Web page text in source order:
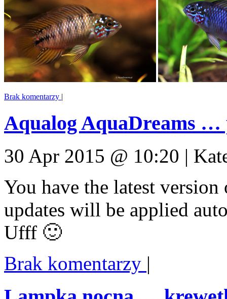
Brak komentarzy |
Aqualog AquaDreams …
30 Apr 2015 @ 10:20 |
You have the latest
updates will be applied
Ufff 🙂
Brak komentarzy |